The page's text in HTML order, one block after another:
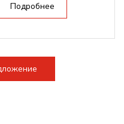
Подробнее